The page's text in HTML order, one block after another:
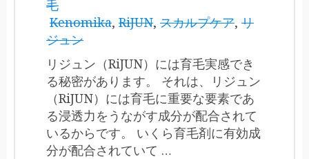
毛
Kenomika, RiJUN, スカルプケア, リ
ジュン
リジュン（RiJUN）には育毛実感でき
る秘密があります。 それは、リジュン
（RiJUN）には育毛に重要な要素であ
る浸透力をうながす成分が配合されて
いるからです。 いくら育毛剤に有効成
分が配合されていて …